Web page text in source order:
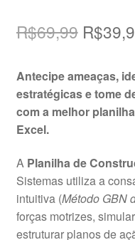
R$69,99 O
original
era:
R$
Antecipe ameaças,
estratégicas e tome
com a melhor
Excel.
A Planilha de
Sistemas utiliza a
intuitiva (Método GBN
forças motrizes, simular
estruturar planos de